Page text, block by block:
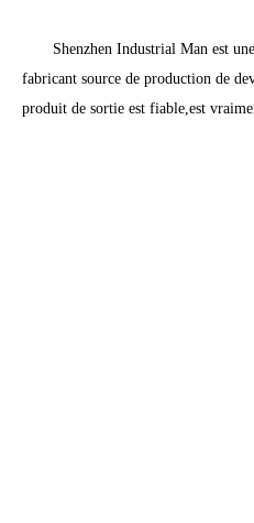
Shenzhen Industrial Man est
fabricant source de production de
produit de sortie est fiable,est